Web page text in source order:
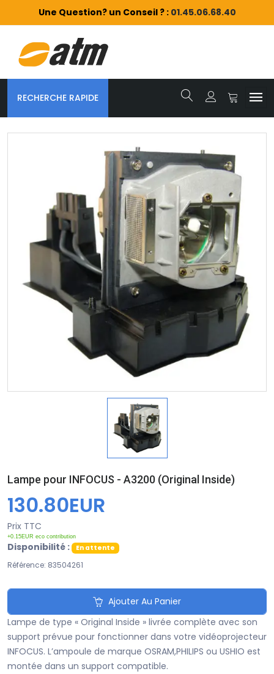
Une Question? un Conseil ? : 01.45.06.68.40
RECHERCHE RAPIDE
Lampe pour INFOCUS - A3200 (Original Inside)
130.80EUR
Prix TTC
+0.15EUR eco contribution
Disponibilité : En attente
Référence: 83504261
Ajouter Au Panier
Lampe de type « Original Inside » livrée complète avec son
support prévue pour fonctionner dans votre vidéoprojecteur
INFOCUS. L’ampoule de marque OSRAM,PHILIPS ou USHIO est
montée dans un support compatible.